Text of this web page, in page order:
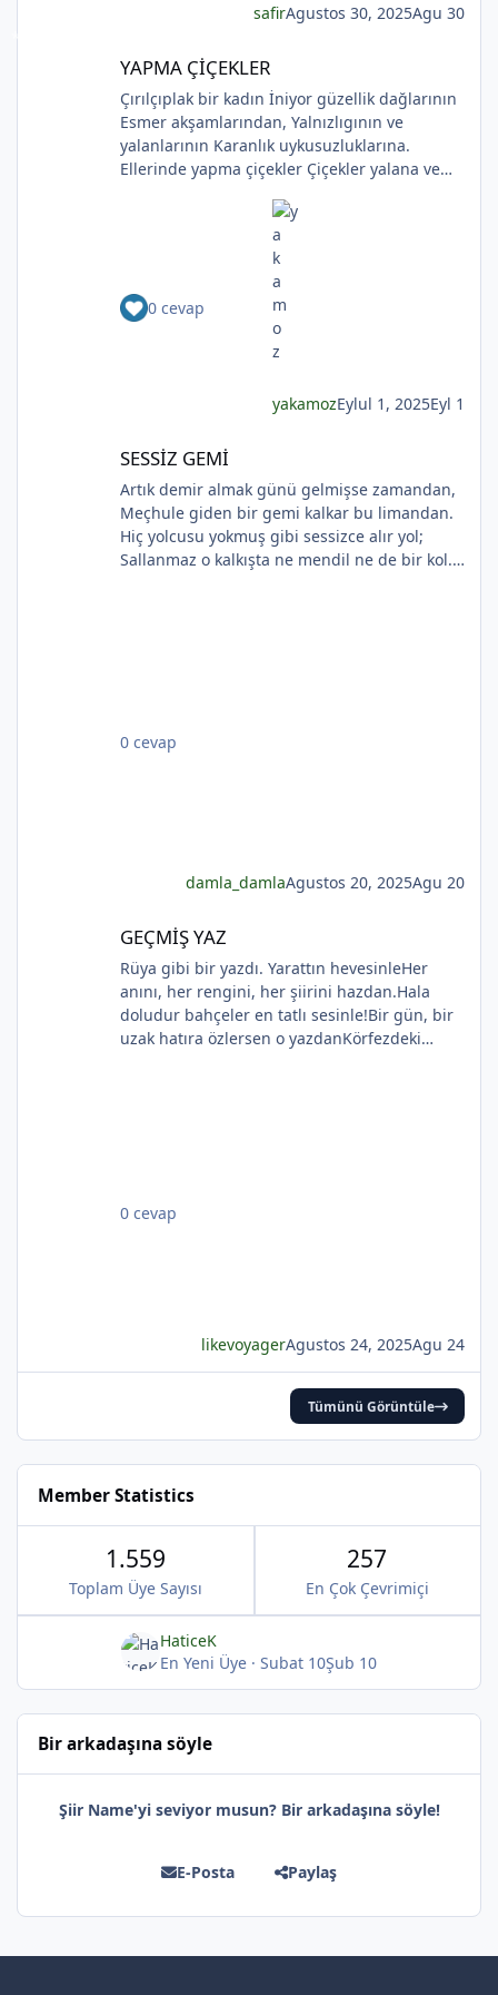
yalnızdım sokağa çıktım ve kendime bir çiçek
safirAgustos 30, 2025Agu 30
YAPMA ÇİÇEKLER
Çırılçıplak bir kadın İniyor güzellik dağlarının
Esmer akşamlarından, Yalnızlıgının ve
yalanlarının Karanlık uykusuzluklarına.
Ellerinde yapma çiçekler Çiçekler yalana ve
gecelere bölünmüşÜşümüşlüğüBakın Sizlerle,
Yapma çiçeklerle örtülmüş. Yapma çiçekler
Kadını kırmayın, rahat bırakın. Yapma çiçekler
Solan renkleriyle ellerinde kadının Bunu
bilmeyecekler. Yapma çiçeklerin renkleri
soluyor Kadının ellerinde Ah o çılgın renkler
Kadının gözlerinde Soldukça kadın daha da
0 cevap
yakamozEylul 1, 2025Eyl 1
SESSİZ GEMİ
Artık demir almak günü gelmişse zamandan,
Meçhule giden bir gemi kalkar bu limandan.
Hiç yolcusu yokmuş gibi sessizce alır yol;
Sallanmaz o kalkışta ne mendil ne de bir kol.
çok seneler geçti; dönen yok seferinden
0 cevap
damla_damlaAgustos 20, 2025Agu 20
GEÇMİŞ YAZ
Rüya gibi bir yazdı. Yarattın hevesinleHer
anını, her rengini, her şiirini hazdan.Hala
doludur bahçeler en tatlı sesinle!Bir gün, bir
uzak hatıra özlersen o yazdanKörfezdeki
0 cevap
likevoyagerAgustos 24, 2025Agu 24
Tümünü Görüntüle
Member Statistics
1.559
Toplam Üye Sayısı
257
En Çok Çevrimiçi
HaticeK
En Yeni Üye · Subat 10Şub 10
Bir arkadaşına söyle
Şiir Name'yi seviyor musun? Bir arkadaşına söyle!
E-Posta Paylaş
*
*
*